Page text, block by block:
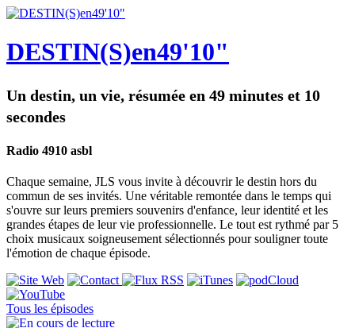
DESTIN(S)en49'10"
Un destin, un vie, résumée en 49 minutes et 10
secondes
Radio 4910 asbl
Chaque semaine, JLS vous invite à découvrir le destin hors du
commun de ses invités. Une véritable remontée dans le temps qui
s'ouvre sur leurs premiers souvenirs d'enfance, leur identité et les
grandes étapes de leur vie professionnelle. Le tout est rythmé par 5
choix musicaux soigneusement sélectionnés pour souligner toute
l'émotion de chaque épisode.
Tous les épisodes